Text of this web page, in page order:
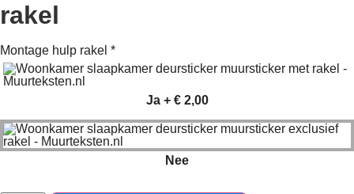
rakel
Montage hulp rakel *
Ja+ € 2,00
Nee